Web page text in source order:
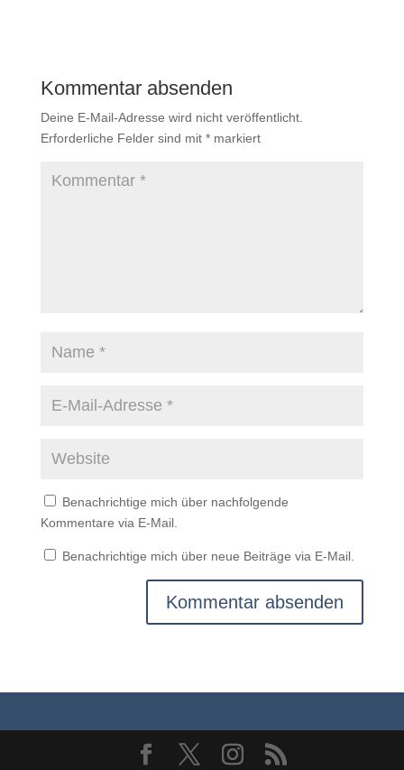
Kommentar absenden
Deine E-Mail-Adresse wird nicht veröffentlicht.
Erforderliche Felder sind mit *markiert
Benachrichtige mich über nachfolgende
Kommentare via E-Mail.
Benachrichtige mich über neue Beiträge via E-Mail.